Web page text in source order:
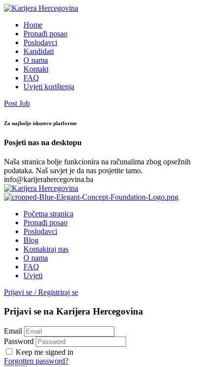
Home
Pronađi posao
Poslodavci
Kandidati
O nama
Kontakt
FAQ
Uvjeti korištenja
Post Job
Za najbolje iskustvo platforme
Posjeti nas na desktopu
Naša stranica bolje funkcionira na računalima zbog opsežnih
podataka. Naš savjet je da nas posjetite tamo.
info@karijerahercegovina.ba
Početna stranica
Pronađi posao
Poslodavci
Blog
Kontakiraj nas
O nama
FAQ
Uvjeti
Prijavi se / Registriraj se
Prijavi se na Karijera Hercegovina
Email
Password
Keep me signed in
Forgotten password?